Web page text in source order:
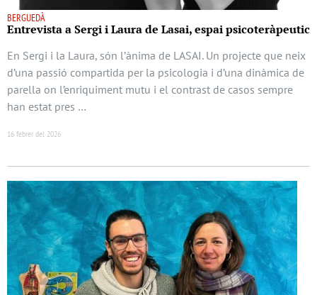
BERGUEDÀ
Entrevista a Sergi i Laura de Lasai, espai psicoteràpeutic
En Sergi i la Laura, són l’ànima de LASAI. Un projecte que neix
d’una passió compartida per la psicologia i d’una dinàmica de
parella on l’enriquiment mutu i el contrast de casos sempre
han estat pres …
16 febrer del 2026